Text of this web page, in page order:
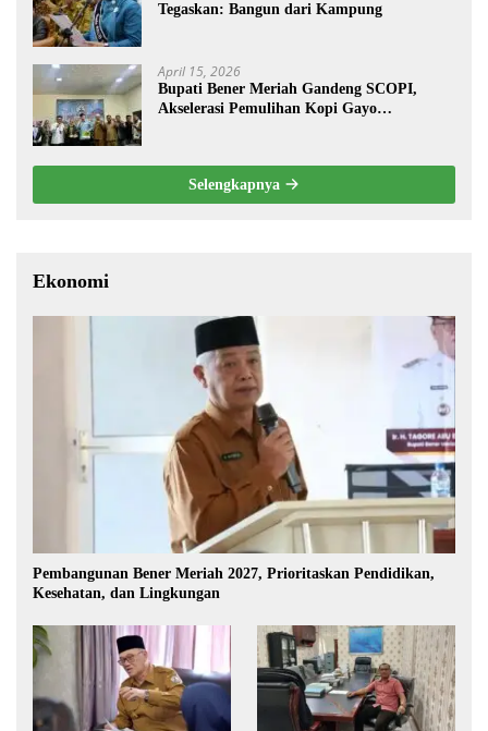
Tegaskan: Bangun dari Kampung
April 15, 2026
Bupati Bener Meriah Gandeng SCOPI,
Akselerasi Pemulihan Kopi Gayo
Selengkapnya
Ekonomi
Pembangunan Bener Meriah 2027, Prioritaskan Pendidikan,
Kesehatan, dan Lingkungan